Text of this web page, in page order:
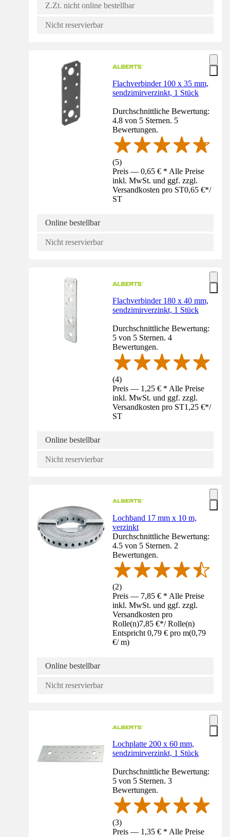
Z.Zt. nicht online bestellbar
Nicht reservierbar
Flachverbinder 100 x 35 mm,
sendzimirverzinkt, 1 Stück
Durchschnittliche Bewertung:
4.8 von 5 Sternen. 5
Bewertungen.
(5)
Preis — 0,65 € * Alle Preise
inkl. MwSt. und ggf. zzgl.
Versandkosten pro ST0,65 €*/
ST
Online bestellbar
Nicht reservierbar
Flachverbinder 180 x 40 mm,
sendzimirverzinkt, 1 Stück
Durchschnittliche Bewertung:
5 von 5 Sternen. 4
Bewertungen.
(4)
Preis — 1,25 € * Alle Preise
inkl. MwSt. und ggf. zzgl.
Versandkosten pro ST1,25 €*/
ST
Online bestellbar
Nicht reservierbar
Lochband 17 mm x 10 m,
verzinkt
Durchschnittliche Bewertung:
4.5 von 5 Sternen. 2
Bewertungen.
(2)
Preis — 7,85 € * Alle Preise
inkl. MwSt. und ggf. zzgl.
Versandkosten pro
Rolle(n)7,85 €*/ Rolle(n)
Entspricht 0,79 € pro m(0,79
€/ m)
Online bestellbar
Nicht reservierbar
Lochplatte 200 x 60 mm,
sendzimirverzinkt, 1 Stück
Durchschnittliche Bewertung:
5 von 5 Sternen. 3
Bewertungen.
(3)
Preis — 1,35 € * Alle Preise